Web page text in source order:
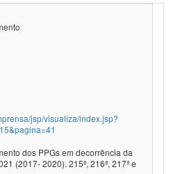
jsp/visualiza/index.jsp?
dos PPGs em decorrência da
(2017- 2020). 215ª, 216ª, 217ª e